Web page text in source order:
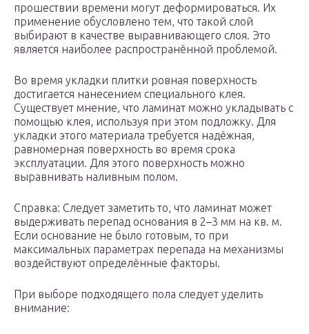
прошествии времени могут деформироваться. Их
применение обусловлено тем, что такой слой
выбирают в качестве выравнивающего слоя. Это
является наиболее распространённой проблемой.
Во время укладки плитки ровная поверхность
достигается нанесением специального клея.
Существует мнение, что ламинат можно укладывать с
помощью клея, используя при этом подложку. Для
укладки этого материала требуется надёжная,
равномерная поверхность во время срока
эксплуатации. Для этого поверхность можно
выравнивать наливным полом.
Справка: Следует заметить то, что ламинат может
выдерживать перепад основания в 2–3 мм на кв. м.
Если основание не было готовым, то при
максимальных параметрах перепада на механизмы
воздействуют определённые факторы.
При выборе подходящего пола следует уделить
внимание: